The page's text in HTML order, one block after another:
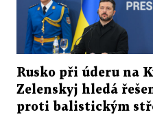
Rusko při úderu na
Zelenskyj hledá
proti balistickým